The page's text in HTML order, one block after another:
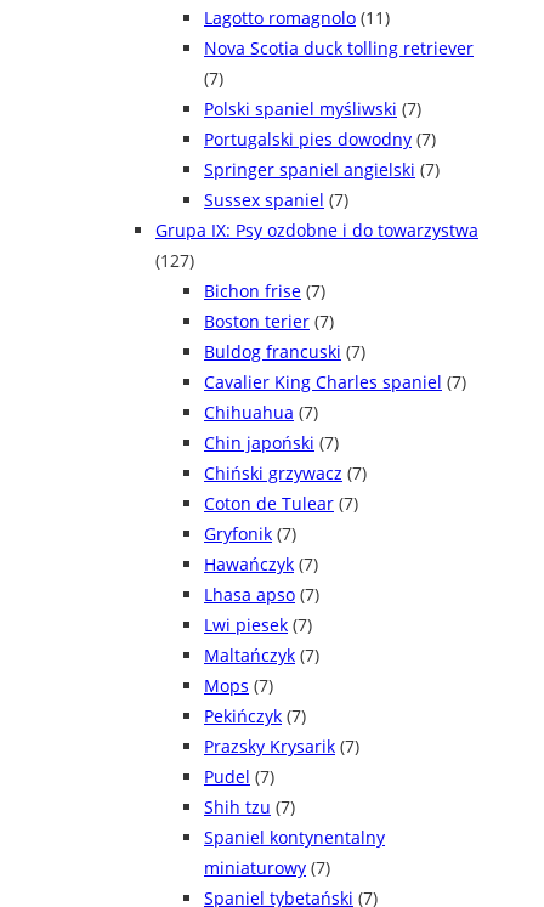
Lagotto romagnolo (11)
Nova Scotia duck tolling retriever
(7)
Polski spaniel myśliwski (7)
Portugalski pies dowodny (7)
Springer spaniel angielski (7)
Sussex spaniel (7)
Grupa IX: Psy ozdobne i do towarzystwa
(127)
Bichon frise (7)
Boston terier (7)
Buldog francuski (7)
Cavalier King Charles spaniel (7)
Chihuahua (7)
Chin japoński (7)
Chiński grzywacz (7)
Coton de Tulear (7)
Gryfonik (7)
Hawańczyk (7)
Lhasa apso (7)
Lwi piesek (7)
Maltańczyk (7)
Mops (7)
Pekińczyk (7)
Prazsky Krysarik (7)
Pudel (7)
Shih tzu (7)
Spaniel kontynentalny
miniaturowy (7)
Spaniel tybetański (7)